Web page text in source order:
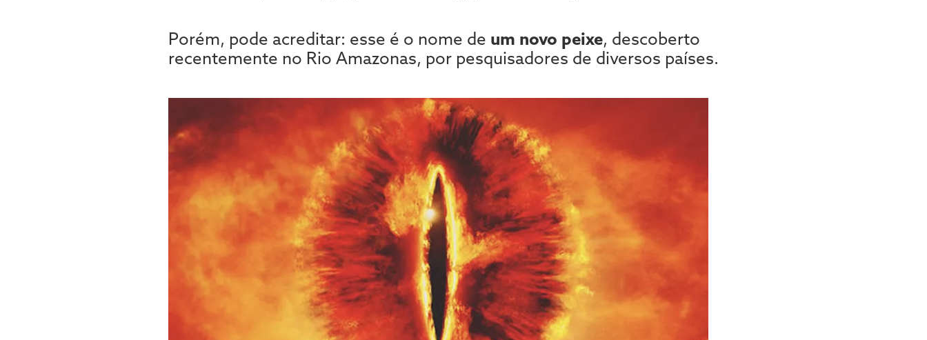
Porém, pode acreditar: esse é o nome de um novo peixe, descoberto
recentemente no Rio Amazonas, por pesquisadores de diversos países.